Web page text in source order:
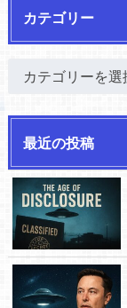
カテゴリー
最近の投稿